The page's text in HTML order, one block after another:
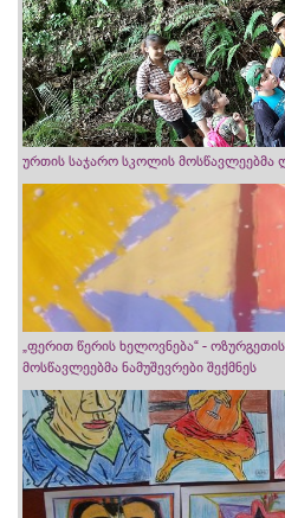
ურთის საჯარო სკოლის მოსწავლეებმა
„ფერით წერის ხელოვნება“ -
მოსწავლეებმა ნამუშევრები შექმნეს